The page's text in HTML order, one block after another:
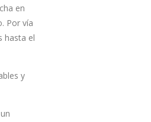
en
Por vía
hasta el
y